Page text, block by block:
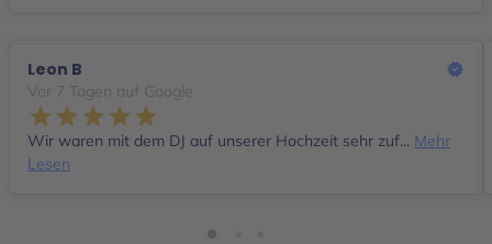
Leon B
Vor 7 Tagen auf Google
Wir waren mit dem DJ auf unserer Hochzeit sehr zuf... Mehr
Lesen